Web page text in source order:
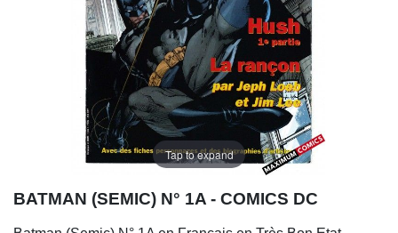
Tap to expand
BATMAN (SEMIC) N° 1A - COMICS DC